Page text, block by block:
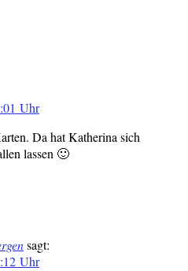
Uhr
Da hat Katherina sich
lassen 🙂
sagt:
Uhr